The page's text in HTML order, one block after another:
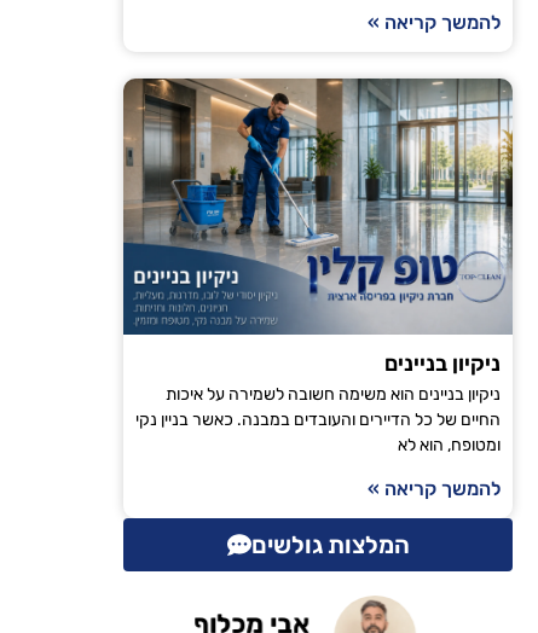
להמשך קריאה »
ניקיון בניינים
ניקיון בניינים הוא משימה חשובה לשמירה על איכות
החיים של כל הדיירים והעובדים במבנה. כאשר בניין נקי
ומטופח, הוא לא
להמשך קריאה »
המלצות גולשים
אבי מכלוף